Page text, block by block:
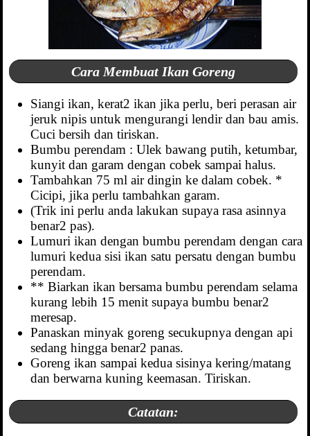
Cara Membuat Ikan Goreng
Siangi ikan, kerat2 ikan jika perlu, beri perasan air
jeruk nipis untuk mengurangi lendir dan bau amis.
Cuci bersih dan tiriskan.
Bumbu perendam : Ulek bawang putih, ketumbar,
kunyit dan garam dengan cobek sampai halus.
Tambahkan 75 ml air dingin ke dalam cobek. *
Cicipi, jika perlu tambahkan garam.
(Trik ini perlu anda lakukan supaya rasa asinnya
benar2 pas).
Lumuri ikan dengan bumbu perendam dengan cara
lumuri kedua sisi ikan satu persatu dengan bumbu
perendam.
** Biarkan ikan bersama bumbu perendam selama
kurang lebih 15 menit supaya bumbu benar2
meresap.
Panaskan minyak goreng secukupnya dengan api
sedang hingga benar2 panas.
Goreng ikan sampai kedua sisinya kering/matang
dan berwarna kuning keemasan. Tiriskan.
Catatan: